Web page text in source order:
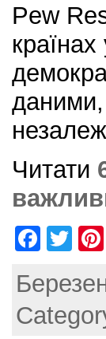
Pew
даними,
Читати
F
c
e
T
itt
er